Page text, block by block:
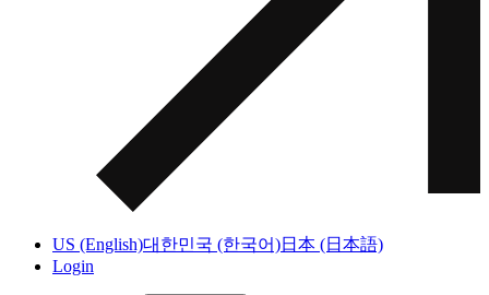
US (English)대한민국 (한국어)日本 (日本語)
Login